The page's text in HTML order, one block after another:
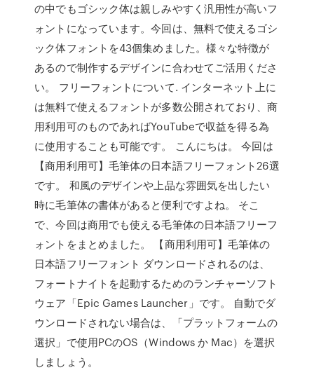
の中でもゴシック体は親しみやすく汎用性が高いフ
ォントになっています。今回は、無料で使えるゴシ
ック体フォントを43個集めました。様々な特徴が
あるので制作するデザインに合わせてご活用くださ
い。 フリーフォントについて. インターネット上に
は無料で使えるフォントが多数公開されており、商
用利用可のものであればYouTubeで収益を得る為
に使用することも可能です。 こんにちは。 今回は
【商用利用可】毛筆体の日本語フリーフォント26選
です。 和風のデザインや上品な雰囲気を出したい
時に毛筆体の書体があると便利ですよね。 そこ
で、今回は商用でも使える毛筆体の日本語フリーフ
ォントをまとめました。 【商用利用可】毛筆体の
日本語フリーフォント ダウンロードされるのは、
フォートナイトを起動するためのランチャーソフト
ウェア「Epic Games Launcher」です。 自動でダ
ウンロードされない場合は、「プラットフォームの
選択」で使用PCのOS（Windows か Mac）を選択
しましょう。